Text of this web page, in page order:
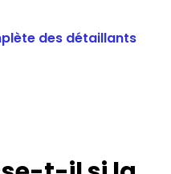
des détaillants